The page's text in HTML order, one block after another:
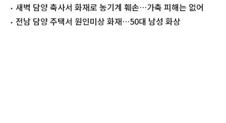
합)새벽 담양 축사서 화재로 농기계 훼손…가축 피해는 없어
전남 담양 주택서 원인미상 화재…50대 남성 화상